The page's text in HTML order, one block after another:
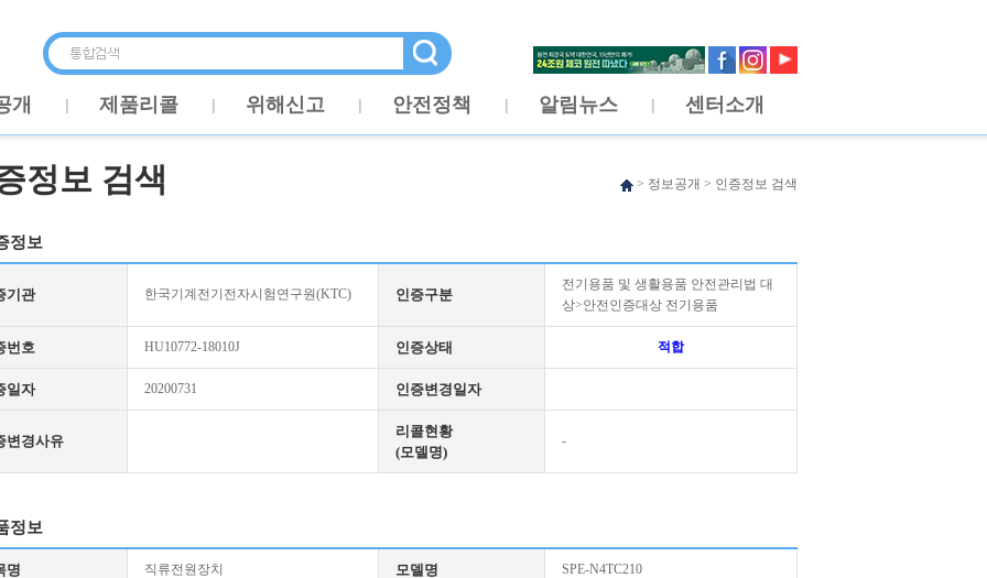
개 제품리콜 위해신고 안전정책 알림뉴스 센터소개
정보 검색 > 정보공개 > 인증정보 검색
정보
기관 한국기계전기전자시험연구원(KTC) 인증구분
전기용품 및 생활용품 안전관리법 대
상>안전인증대상 전기용품
번호 HU10772-18010J 인증상태 적합
일자 20200731 인증변경일자
변경사유
리콜현황
(모델명)
-
정보
명 직류전원장치 모델명 SPE-N4TC210